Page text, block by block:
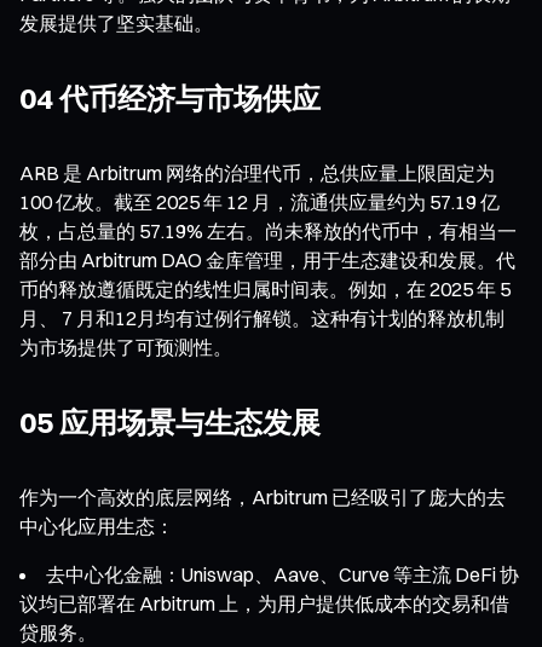
发展提供了坚实基础。
04 代币经济与市场供应
ARB 是 Arbitrum 网络的治理代币，总供应量上限固定为
100 亿枚。截至 2025 年 12 月，流通供应量约为 57.19 亿
枚，占总量的 57.19% 左右。尚未释放的代币中，有相当一
部分由 Arbitrum DAO 金库管理，用于生态建设和发展。代
币的释放遵循既定的线性归属时间表。例如，在 2025 年 5
月、 7 月和12月均有过例行解锁。这种有计划的释放机制
为市场提供了可预测性。
05 应用场景与生态发展
作为一个高效的底层网络，Arbitrum 已经吸引了庞大的去
中心化应用生态：
去中心化金融：Uniswap、Aave、Curve 等主流 DeFi 协
议均已部署在 Arbitrum 上，为用户提供低成本的交易和借
贷服务。